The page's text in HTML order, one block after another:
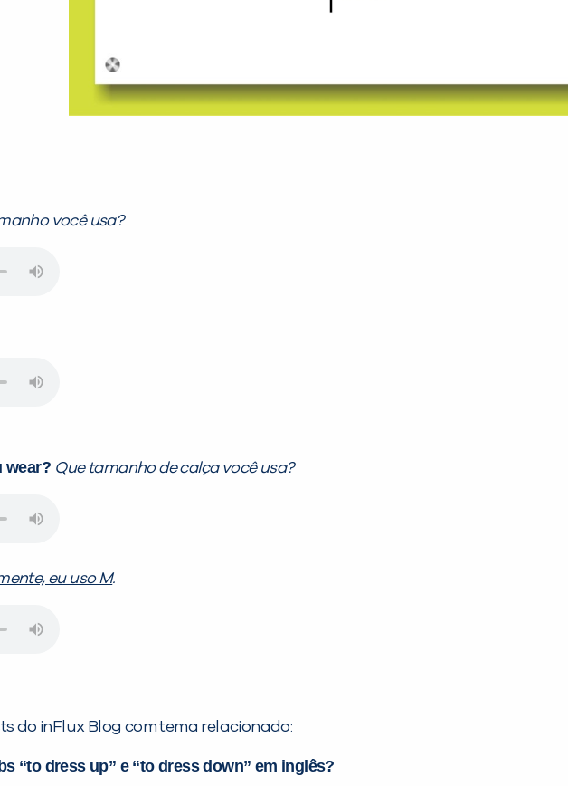
você usa?
wear? Que tamanho de calça você usa?
eu uso M.
do inFlux Blog com tema relacionado:
“to dress up” e “to dress down” em inglês?